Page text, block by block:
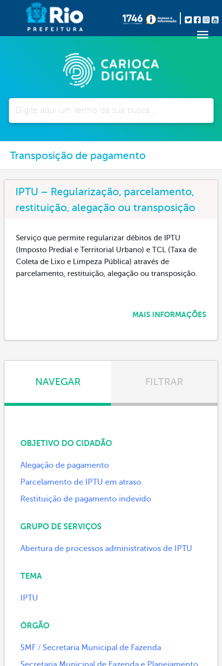
Transposição de pagamento
IPTU – Regularização, parcelamento,
restituição, alegação ou transposição
Serviço que permite regularizar débitos de IPTU
(Imposto Predial e Territorial Urbano) e TCL (Taxa de
Coleta de Lixo e Limpeza Pública) através de
parcelamento, restituição, alegação ou transposição.
MAIS INFORMAÇÕES
NAVEGAR FILTRAR
OBJETIVO DO CIDADÃO
Alegação de pagamento
Parcelamento de IPTU em atraso
Restituição de pagamento indevido
GRUPO DE SERVIÇOS
Abertura de processos administrativos de IPTU
TEMA
IPTU
ÓRGÃO
SMF / Secretaria Municipal de Fazenda